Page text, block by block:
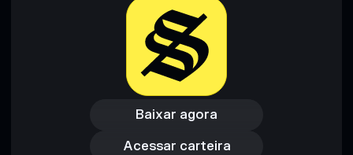
Baixar agora
Baixar agora
Acessar carteira
Acessar carteira